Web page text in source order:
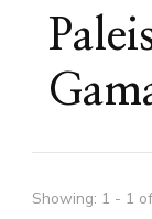
Showing: 1 - 1